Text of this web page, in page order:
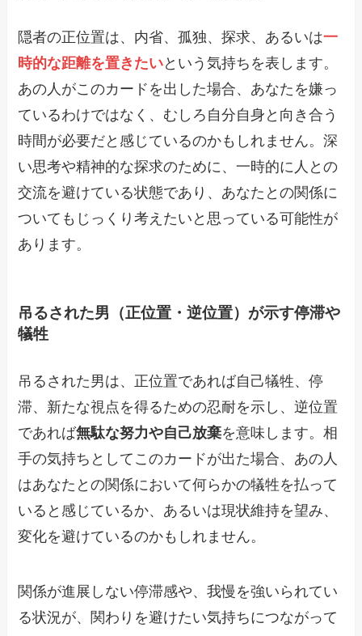
隠者の正位置は、内省、孤独、探求、あるいは一
時的な距離を置きたいという気持ちを表します。
あの人がこのカードを出した場合、あなたを嫌っ
ているわけではなく、むしろ自分自身と向き合う
時間が必要だと感じているのかもしれません。深
い思考や精神的な探求のために、一時的に人との
交流を避けている状態であり、あなたとの関係に
ついてもじっくり考えたいと思っている可能性が
あります。
吊るされた男（正位置・逆位置）が示す停滞や
犠牲
吊るされた男は、正位置であれば自己犠牲、停
滞、新たな視点を得るための忍耐を示し、逆位置
であれば無駄な努力や自己放棄を意味します。相
手の気持ちとしてこのカードが出た場合、あの人
はあなたとの関係において何らかの犠牲を払って
いると感じているか、あるいは現状維持を望み、
変化を避けているのかもしれません。
関係が進展しない停滞感や、我慢を強いられてい
る状況が、関わりを避けたい気持ちにつながって